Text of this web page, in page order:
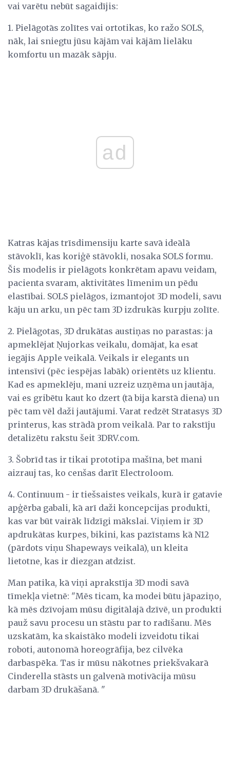
vai varētu nebūt sagaidījis:
1. Pielāgotās zolītes vai ortotikas, ko ražo SOLS,
nāk, lai sniegtu jūsu kājām vai kājām lielāku
komfortu un mazāk sāpju.
ad
Katras kājas trīsdimensiju karte savā ideālā
stāvoklī, kas koriģē stāvokli, nosaka SOLS formu.
Šis modelis ir pielāgots konkrētam apavu veidam,
pacienta svaram, aktivitātes līmenim un pēdu
elastībai. SOLS pielāgos, izmantojot 3D modeli, savu
kāju un arku, un pēc tam 3D izdrukās kurpju zolīte.
2. Pielāgotas, 3D drukātas austiņas no parastas: ja
apmeklējat Ņujorkas veikalu, domājat, ka esat
iegājis Apple veikalā. Veikals ir elegants un
intensīvi (pēc iespējas labāk) orientēts uz klientu.
Kad es apmeklēju, mani uzreiz uzņēma un jautāja,
vai es gribētu kaut ko dzert (tā bija karstā diena) un
pēc tam vēl daži jautājumi. Varat redzēt Stratasys 3D
printerus, kas strādā prom veikalā. Par to rakstīju
detalizētu rakstu šeit 3DRV.com.
3. Šobrīd tas ir tikai prototipa mašīna, bet mani
aizrauj tas, ko cenšas darīt Electroloom.
4. Continuum - ir tiešsaistes veikals, kurā ir gatavie
apģērba gabali, kā arī daži koncepcijas produkti,
kas var būt vairāk līdzīgi mākslai. Viņiem ir 3D
apdrukātas kurpes, bikini, kas pazīstams kā N12
(pārdots viņu Shapeways veikalā), un kleita
lietotne, kas ir diezgan atdzist.
Man patika, kā viņi aprakstīja 3D modi savā
tīmekļa vietnē: "Mēs ticam, ka modei būtu jāpaziņo,
kā mēs dzīvojam mūsu digitālajā dzīvē, un produkti
pauž savu procesu un stāstu par to radīšanu. Mēs
uzskatām, ka skaistāko modeli izveidotu tikai
roboti, autonomā horeogrāfija, bez cilvēka
darbaspēka. Tas ir mūsu nākotnes priekšvakarā
Cinderella stāsts un galvenā motivācija mūsu
darbam 3D drukāšanā. "